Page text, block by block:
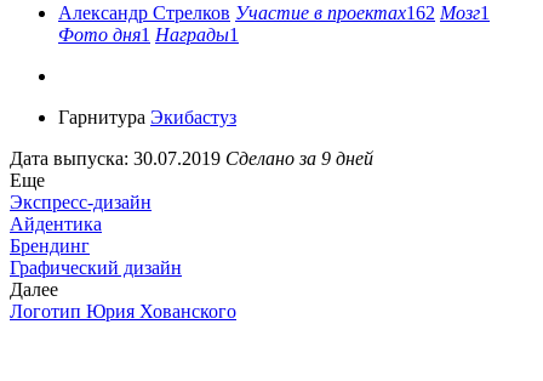
Александр Стрелков Участие в проектах162 Мозг1
Фото дня1 Награды1
Гарнитура Экибастуз
Дата выпуска: 30.07.2019 Сделано за 9 дней
Еще
Экспресс-дизайн
Айдентика
Брендинг
Графический дизайн
Далее
Логотип Юрия Хованского